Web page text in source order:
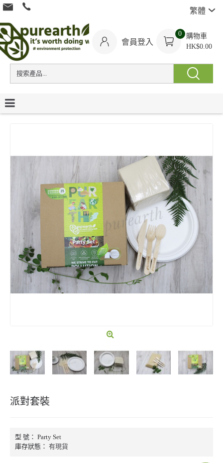
繁體
會員登入
0
購物車
HK$0.00
派對套裝
型 號： Party Set
庫存狀態： 有現貨